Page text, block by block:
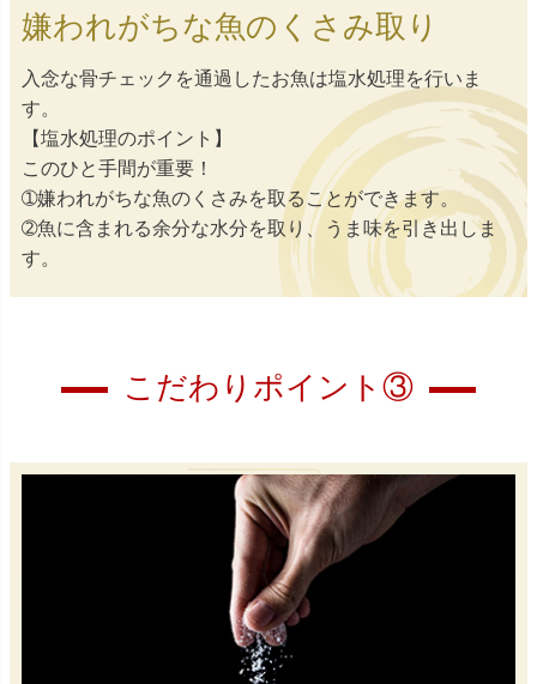
嫌われがちな魚のくさみ取り
入念な骨チェックを通過したお魚は塩水処理を行いま
す。
【塩水処理のポイント】
このひと手間が重要！
➀嫌われがちな魚のくさみを取ることができます。
➁魚に含まれる余分な水分を取り、うま味を引き出しま
す。
こだわりポイント③